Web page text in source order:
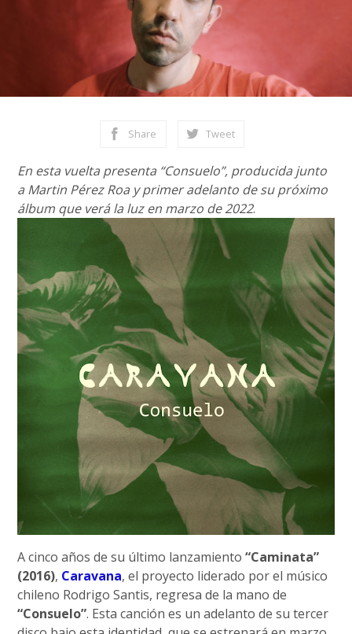
Share Tweet
En esta vuelta presenta “Consuelo”, producida junto
a Martin Pérez Roa y primer adelanto de su próximo
álbum que verá la luz en marzo de 2022.
A cinco años de su último lanzamiento“Caminata”
(2016), Caravana, el proyecto liderado por el músico
chileno Rodrigo Santis, regresa de la mano de
“Consuelo”. Esta canción es un adelanto de su tercer